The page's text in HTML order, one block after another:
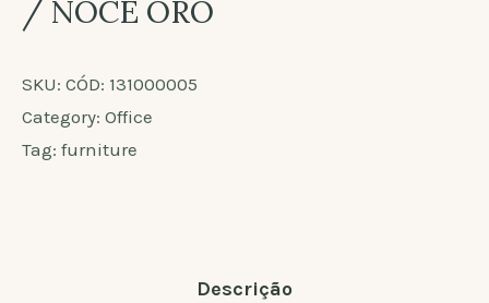
/ NOCE ORO
SKU: CÓD: 131000005
Category: Office
Tag: furniture
Descrição